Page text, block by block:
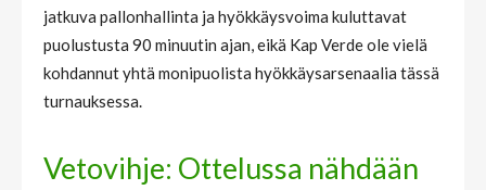
jatkuva pallonhallinta ja hyökkäysvoima kuluttavat
puolustusta 90 minuutin ajan, eikä Kap Verde ole vielä
kohdannut yhtä monipuolista hyökkäysarsenaalia tässä
turnauksessa.
Vetovihje: Ottelussa nähdään